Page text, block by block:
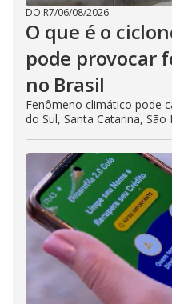
DO R7/06/08/2026
O que é o
pode provocar
no Brasil
Fenômeno climático pode
do Sul, Santa Catarina, São